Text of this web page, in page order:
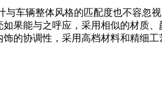
车辆整体风格的匹配度也不容忽
果能与之呼应，采用相似的材质
的协调性，采用高档材料和精细